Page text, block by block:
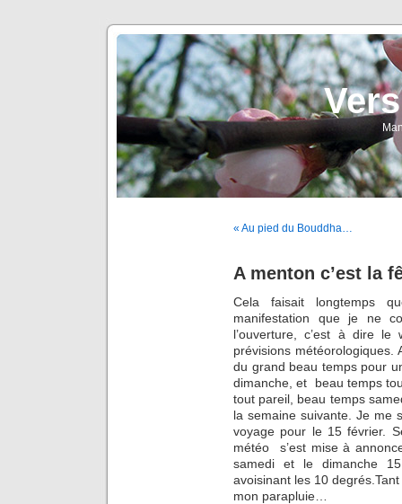
« Au pied du Bouddha…
A menton c’est la
Cela faisait longtemps
manifestation que je ne
l’ouverture, c’est à dire
prévisions météorologiques.
du grand beau temps pour
dimanche, et beau temps
tout pareil, beau temps
la semaine suivante. Je me
voyage pour le 15 février.
météo s’est mise à
samedi et le dimanche
avoisinant les 10
mon parapluie…